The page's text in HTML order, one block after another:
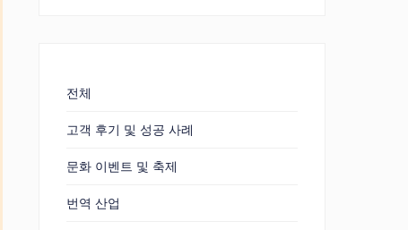
전체
고객 후기 및 성공 사례
문화 이벤트 및 축제
번역 산업